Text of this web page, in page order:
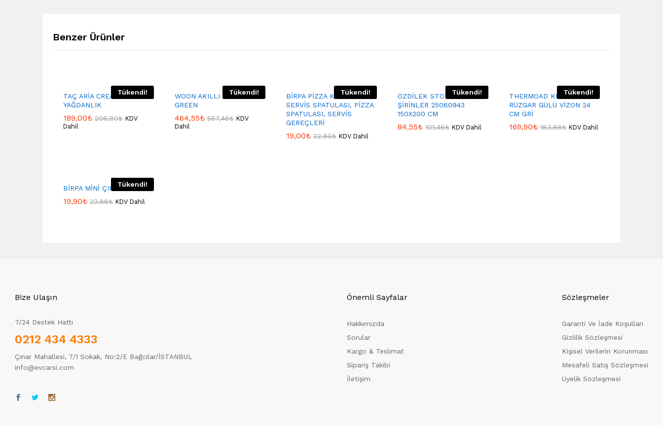
Benzer Ürünler
Tükendi!
TAÇ ARİA CREAM
YAĞDANLIK
189,00₺ 206,80₺ KDV
Dahil
Tükendi!
WOON AKILLI SAAT
GREEN
464,55₺ 557,46₺ KDV
Dahil
Tükendi!
BİRPA PİZZA KESME &
SERVİS SPATULASI, PİZZA
SPATULASI, SERVİS
GEREÇLERİ
19,00₺ 22,80₺ KDV Dahil
Tükendi!
ÖZDİLEK STOR PERDE
ŞİRİNLER 25060943
150X200 CM
84,55₺ 101,46₺ KDV Dahil
Tükendi!
THERMOAD KEK KALIBI
RÜZGAR GÜLÜ VİZON 24
CM GRİ
169,90₺ 183,88₺ KDV Dahil
Tükendi!
BİRPA MİNİ ÇIRPICI
19,90₺ 23,88₺ KDV Dahil
Bize Ulaşın
7/24 Destek Hattı
0212 434 4333
Çınar Mahallesi, 7/1 Sokak, No:2/E Bağcılar/İSTANBUL
info@evcarsi.com
Önemli Sayfalar
Hakkımızda
Sorular
Kargo & Teslimat
Sipariş Takibi
İletişim
Sözleşmeler
Garanti Ve İade Koşulları
Gizlilik Sözleşmesi
Kişisel Verilerin Korunması
Mesafeli Satış Sözleşmesi
Üyelik Sözleşmesi